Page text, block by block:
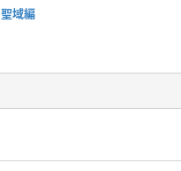
聖域編